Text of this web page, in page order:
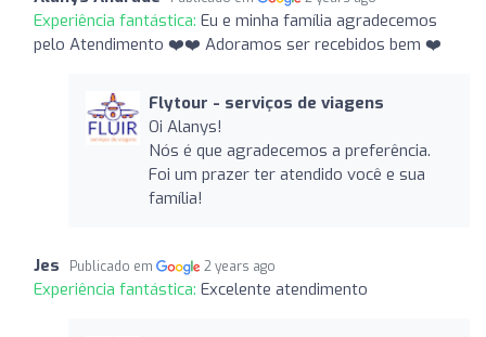
Experiência fantástica: Eu e minha família agradecemos
pelo Atendimento ❤️❤️ Adoramos ser recebidos bem ❤️
Flytour - serviços de viagens
Oi Alanys!
Nós é que agradecemos a preferência.
Foi um prazer ter atendido você e sua
família!
Jes Publicado em 2 years ago
Experiência fantástica: Excelente atendimento